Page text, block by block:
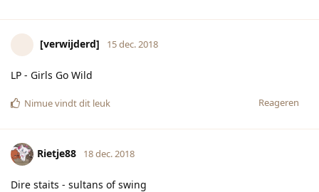
[verwijderd] 15 dec. 2018
LP - Girls Go Wild
Reageren
Nimuevindt dit leuk
Rietje88 18 dec. 2018
Dire staits - sultans of swing